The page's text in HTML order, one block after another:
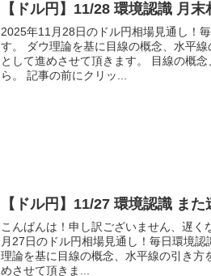
【ドル円】11/28 環境認識 月末
2025年11月28日のドル円相場見通し！
す。 ダウ理論を基に目線の概念、水平
として進めさせて頂きます。 目線の概
ら。 記事の前にクリッ...
【ドル円】11/27 環境認識 ま
こんばんは！申し訳ございません、遅く
月27日のドル円相場見通し！毎日環境
理論を基に目線の概念、水平線の引き方
めさせて頂きま...